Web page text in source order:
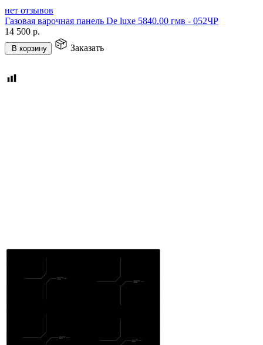
нет отзывов
Газовая варочная панель De luxe 5840.00 гмв - 052ЧР
14 500 р.
В корзину Заказать